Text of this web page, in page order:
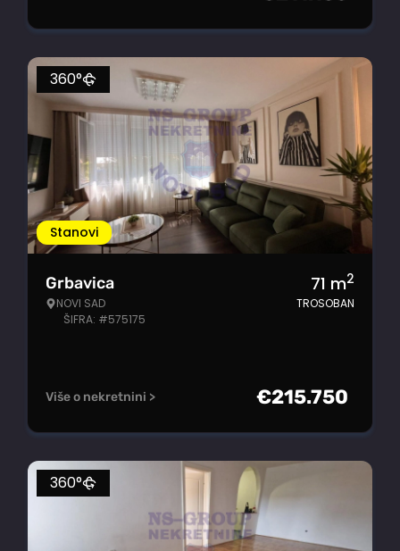
Stanovi
360°
Grbavica
NOVI SAD
ŠIFRA: #575175
71 m2
TROSOBAN
Više o nekretnini > €215.750
360°